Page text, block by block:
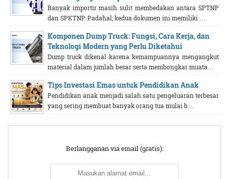
Banyak importir masih sulit membedakan antara SPTNP
dan SPKTNP. Padahal, kedua dokumen ini memiliki …
Komponen Dump Truck: Fungsi, Cara Kerja, dan
Teknologi Modern yang Perlu Diketahui
Dump truck dikenal karena kemampuannya mengangkut
material dalam jumlah besar serta membongkar muata…
Tips Investasi Emas untuk Pendidikan Anak
Pendidikan anak menjadi salah satu pengeluaran terbesar
yang sering membuat banyak orang tua mulai b…
Berlangganan via email (gratis):